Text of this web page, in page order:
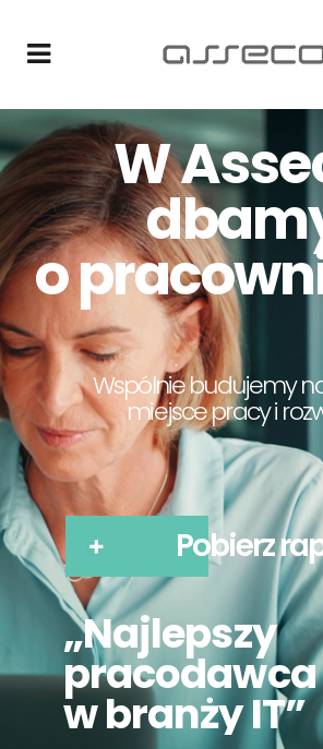
W
o
„Najlepszy
pracodawca
w branży IT”
Pobierz
Wspólnie budujemy
miejsce pracy i